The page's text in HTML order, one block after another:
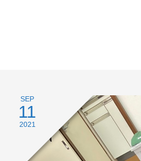
SEP
11
2021